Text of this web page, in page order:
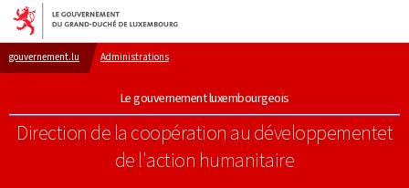
Aller au menu principal
Aller au contenu
gouvernement.lu Administrations
Le gouvernement luxembourgeois
Direction de la coopération au développementet
de l'action humanitaire